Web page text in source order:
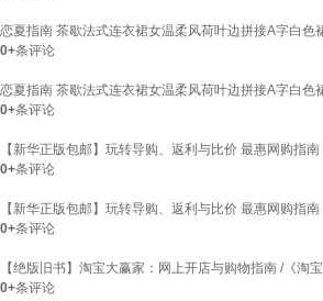
恋夏指南 茶歇法式连衣裙女温柔风荷叶边拼接A字白色
0+条评论
恋夏指南 茶歇法式连衣裙女温柔风荷叶边拼接A字白色
0+条评论
【新华正版包邮】玩转导购、返利与比价 最惠网购指
0+条评论
【新华正版包邮】玩转导购、返利与比价 最惠网购指
0+条评论
【绝版旧书】淘宝大赢家：网上开店与购物指南 /《淘
0+条评论